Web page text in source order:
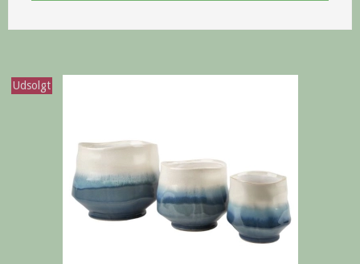
Udsolgt